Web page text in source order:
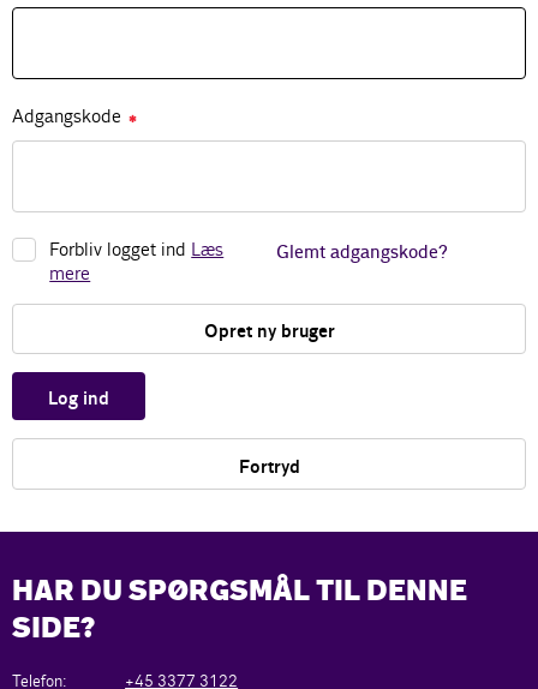
Adgangskode ✱
Forbliv logget ind Læs
mere
Glemt adgangskode?
Opret ny bruger
Log ind
Fortryd
HAR DU SPØRGSMÅL TIL DENNE
SIDE?
Telefon: +45 3377 3122